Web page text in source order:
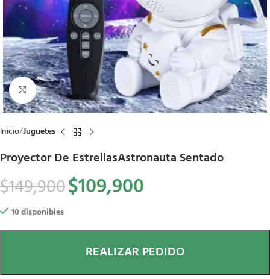
Click to enlarge
Inicio Juguetes
Proyector De EstrellasAstronauta Sentado
$149,900$109,900
10 disponibles
REALIZAR PEDIDO